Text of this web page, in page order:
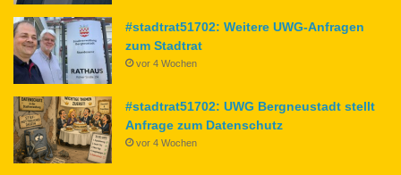
#stadtrat51702: Weitere UWG-Anfragen
zum Stadtrat
vor 4 Wochen
#stadtrat51702: UWG Bergneustadt stellt
Anfrage zum Datenschutz
vor 4 Wochen